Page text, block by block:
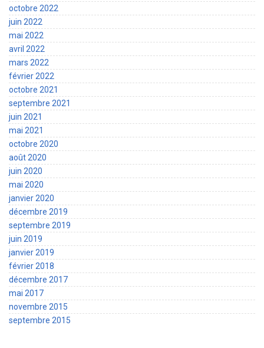
octobre 2022
juin 2022
mai 2022
avril 2022
mars 2022
février 2022
octobre 2021
septembre 2021
juin 2021
mai 2021
octobre 2020
août 2020
juin 2020
mai 2020
janvier 2020
décembre 2019
septembre 2019
juin 2019
janvier 2019
février 2018
décembre 2017
mai 2017
novembre 2015
septembre 2015